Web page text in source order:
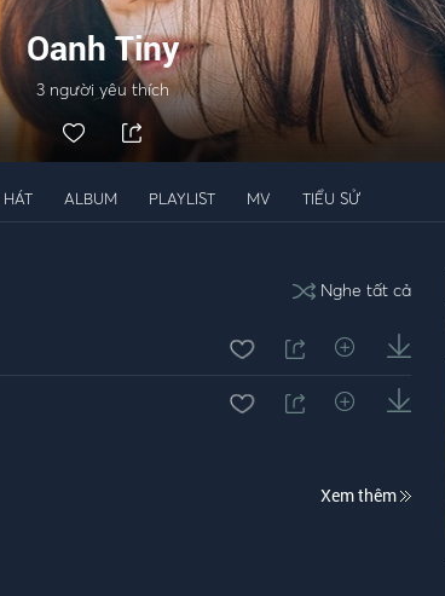
Oanh Tiny
3 người yêu thích
ALBUM PLAYLIST MV TIỂU SỬ
Nghe tất cả
Xem thêm